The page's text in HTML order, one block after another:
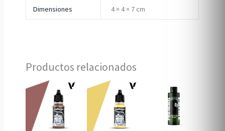
Dimensiones 4 × 4 × 7 cm
Productos relacionados